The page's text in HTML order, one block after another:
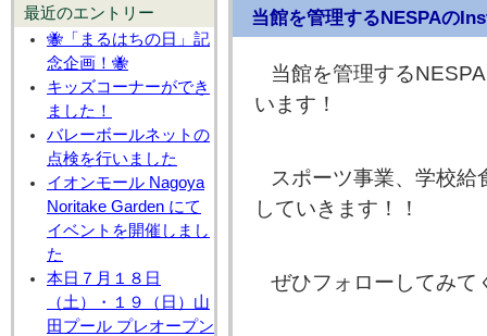
最近のエントリー
🐝「まるはちの日」記
念企画！🐝
キッズコーナーができ
ました！
バレーボールネットの
点検を行いました
イオンモール Nagoya
Noritake Garden にて
イベントを開催しまし
た
本日７月１８日
（土）・１９（日）山
田プール プレオープン
当館を管理するNESPAの
当館を管理する
います！
スポーツ事業、学校給
していきます！！
ぜひフォローしてみて